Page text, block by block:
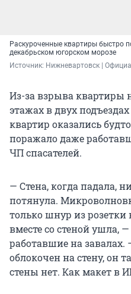
Раскуроченные квартиры быстро
декабрьском югорском морозе
Источник: Нижневартовск |
Из-за взрыва квартиры
этажах в двух
квартир оказались
поражало даже
ЧП спасателей.
— Стена, когда падала,
потянула.
только шнур из розетки
вместе со стеной ушла,
работавшие на
облокочен на стену, он
стены нет. Как макет в